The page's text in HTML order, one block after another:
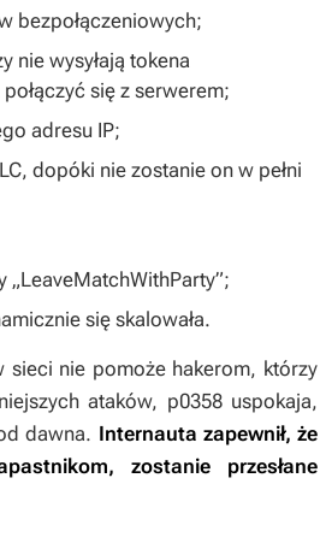
bezpołączeniowych;
nie wysyłają tokena
się z serwerem;
adresu IP;
dopóki nie zostanie on w pełni
się skalowała.
sieci nie pomoże hakerom, którzy
ataków, p0358 uspokaja,
dawna. Internauta zapewnił, że
zostanie przesłane